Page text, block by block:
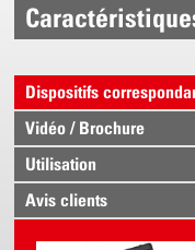
Dispositifs
Vidéo / Brochure
Utilisation
Avis clients